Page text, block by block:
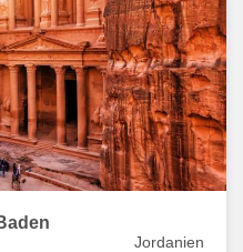
Jordanien